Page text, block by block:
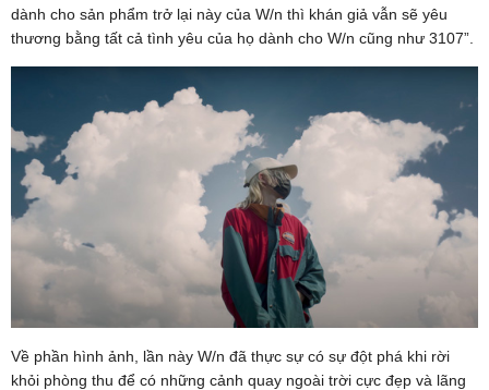
dành cho sản phẩm trở lại này của W/n thì khán giả vẫn sẽ yêu
thương bằng tất cả tình yêu của họ dành cho W/n cũng như 3107”.
Về phần hình ảnh, lần này W/n đã thực sự có sự đột phá khi rời
khỏi phòng thu để có những cảnh quay ngoài trời cực đẹp và lãng